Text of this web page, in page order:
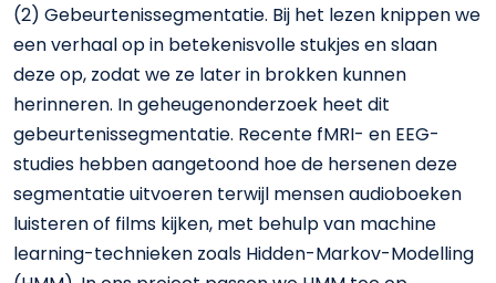
(2) Gebeurtenissegmentatie. Bij het lezen knippen we
een verhaal op in betekenisvolle stukjes en slaan
deze op, zodat we ze later in brokken kunnen
herinneren. In geheugenonderzoek heet dit
gebeurtenissegmentatie. Recente fMRI- en EEG-
studies hebben aangetoond hoe de hersenen deze
segmentatie uitvoeren terwijl mensen audioboeken
luisteren of films kijken, met behulp van machine
learning-technieken zoals Hidden-Markov-Modelling